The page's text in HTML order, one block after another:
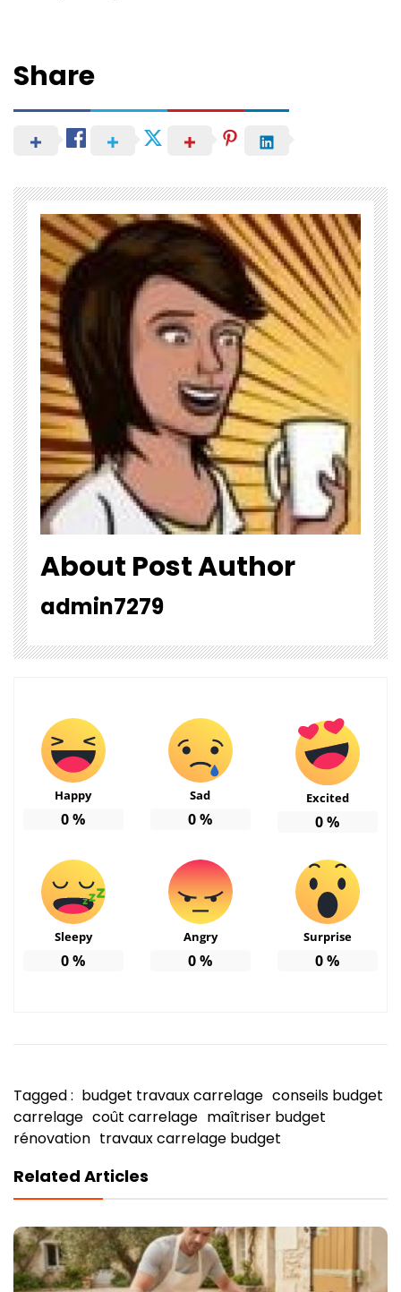
Share
About Post Author
admin7279
Happy
0%
Sad
0%
Excited
0%
Sleepy
0%
Angry
0%
Surprise
0%
Tagged : budget travaux carrelage conseils budget
carrelage coût carrelage maîtriser budget
rénovation travaux carrelage budget
Related Articles